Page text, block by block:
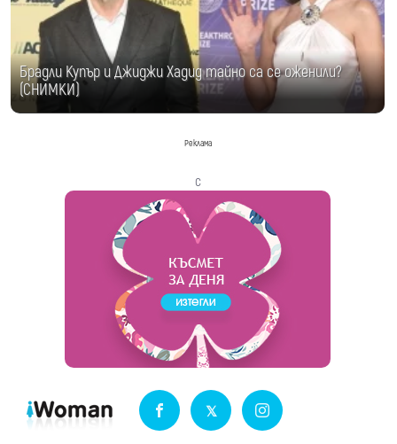
Брадли Купър и Джиджи Хадид тайно са се оженили?
(СНИМКИ)
Реклама
с